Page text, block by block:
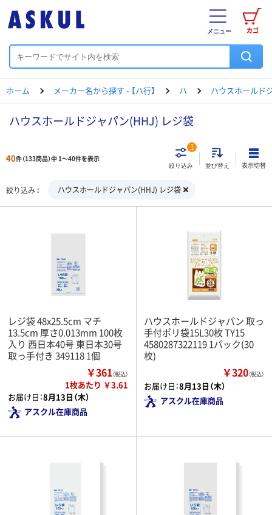
カゴ
メニュー
ホーム メーカー名から探す - 【ハ行】 ハ ハウスホールド
ハウスホールドジャパン(HHJ) レジ袋
40件（133商品）中 1～40件を表示
絞り込み
1
並び替え 表示切替
絞り込み ハウスホールドジャパン(HHJ) レジ袋
レジ袋 48x25.5cm マチ
13.5cm 厚さ0.013mm 100枚
入り 西日本40号 東日本30号
取っ手付き 349118 1個
￥361（税込）
1枚あたり ￥3.61
お届け日：8月13日（木）
アスクル在庫商品
ハウスホールドジャパン 取っ
手付ポリ袋15L30枚 TY15
4580287322119 1パック(30
枚)
￥320（税込）
お届け日：8月13日（木）
アスクル在庫商品